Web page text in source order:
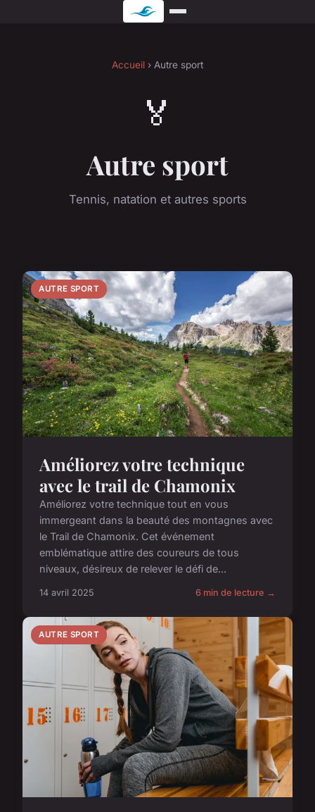
Accueil › Autre sport
🏅
Autre sport
Tennis, natation et autres sports
AUTRE SPORT
Améliorez votre technique
avec le trail de Chamonix
Améliorez votre technique tout en vous
immergeant dans la beauté des montagnes avec
le Trail de Chamonix. Cet événement
emblématique attire des coureurs de tous
niveaux, désireux de relever le défi de...
14 avril 2025 6 min de lecture →
AUTRE SPORT